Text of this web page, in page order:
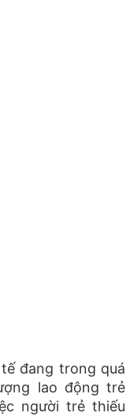
đang trong quá
lao động trẻ
người trẻ thiếu